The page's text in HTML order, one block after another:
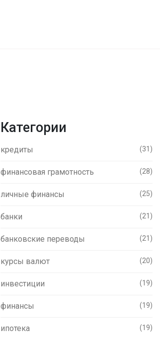
Категории
кредиты (31)
финансовая грамотность (28)
личные финансы (25)
банки (21)
банковские переводы (21)
курсы валют (20)
инвестиции (19)
финансы (19)
ипотека (19)